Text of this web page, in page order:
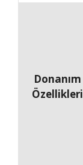
Donanım
Özellikleri